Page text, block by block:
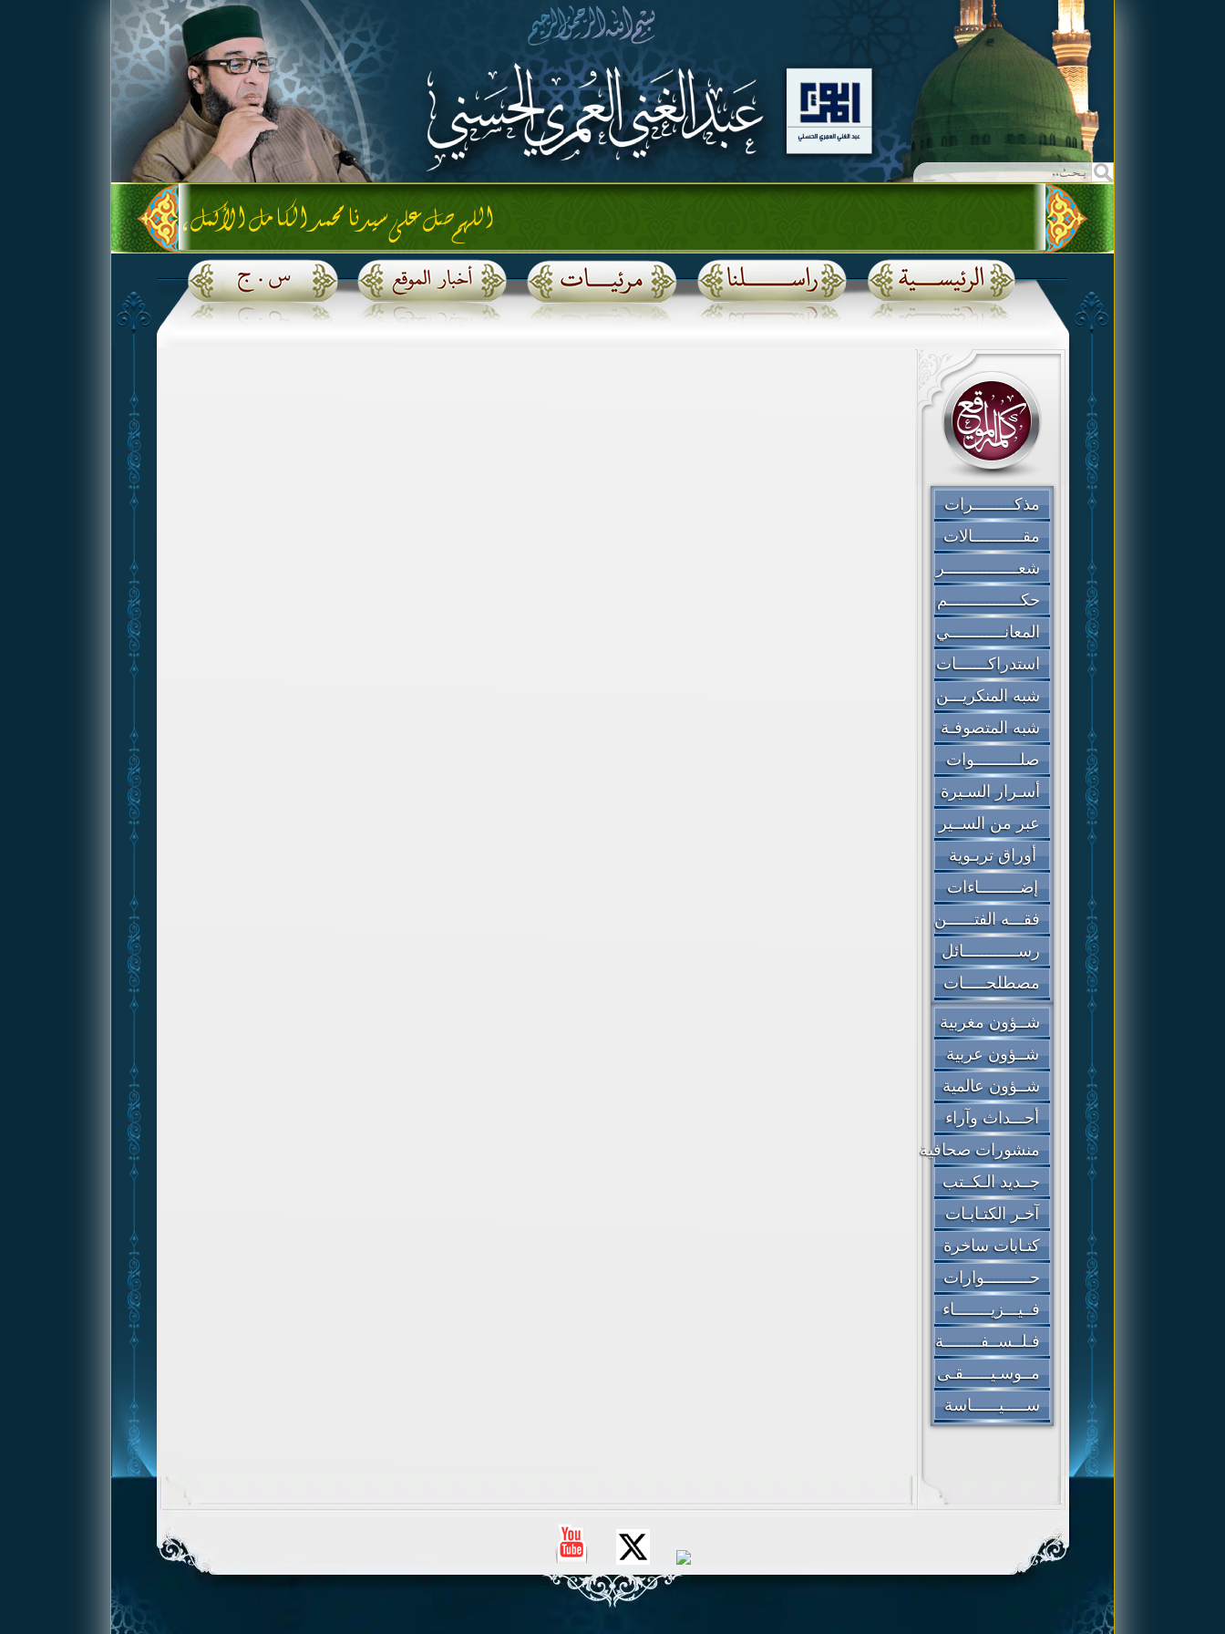
اللهم صل على سيدنا محمد الكامل الأكمل، ومظهر الجمال الأجمل،
مذكـــــــــرات
مقـــــــــــالات
شعــــــــــــــــر
حكــــــــــــــــم
المعانــــــــــــي
استدراكـــــــات
شبه المنكريـــن
شبه المتصوفـة
صلــــــــــوات
أسـرار السـيرة
عبر من الســير
أوراق تربـوية
إضـــــــــاءات
فقـــه الفتــــــن
رســــــــــــائل
مصطلحـــــات
شــؤون مغربية
شــؤون عربية
شــؤون عالمية
أحـــداث وآراء
منشورات صحافية
جــديد الـكــتب
آخـر الكتـابـات
كتـابات ساخرة
حــــــــــوارات
فــيـــزيــــــــاء
فـلــســفــــــــة
مــوسـيــــــقـى
ســـــيــــــاسة